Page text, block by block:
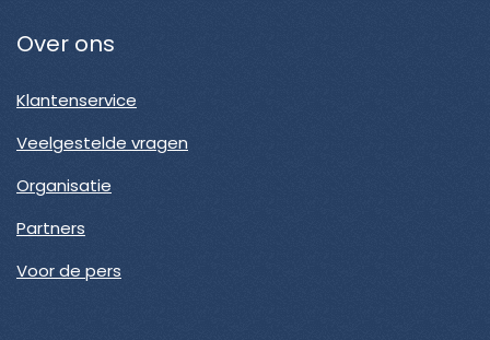
Over ons
Klantenservice
Veelgestelde vragen
Organisatie
Partners
Voor de pers